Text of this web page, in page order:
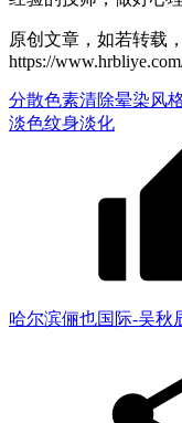
原创文章，如若转载
https://
分散色素清除晕染风
淡色纹身淡化
哈尔滨俪也国际-吴秋